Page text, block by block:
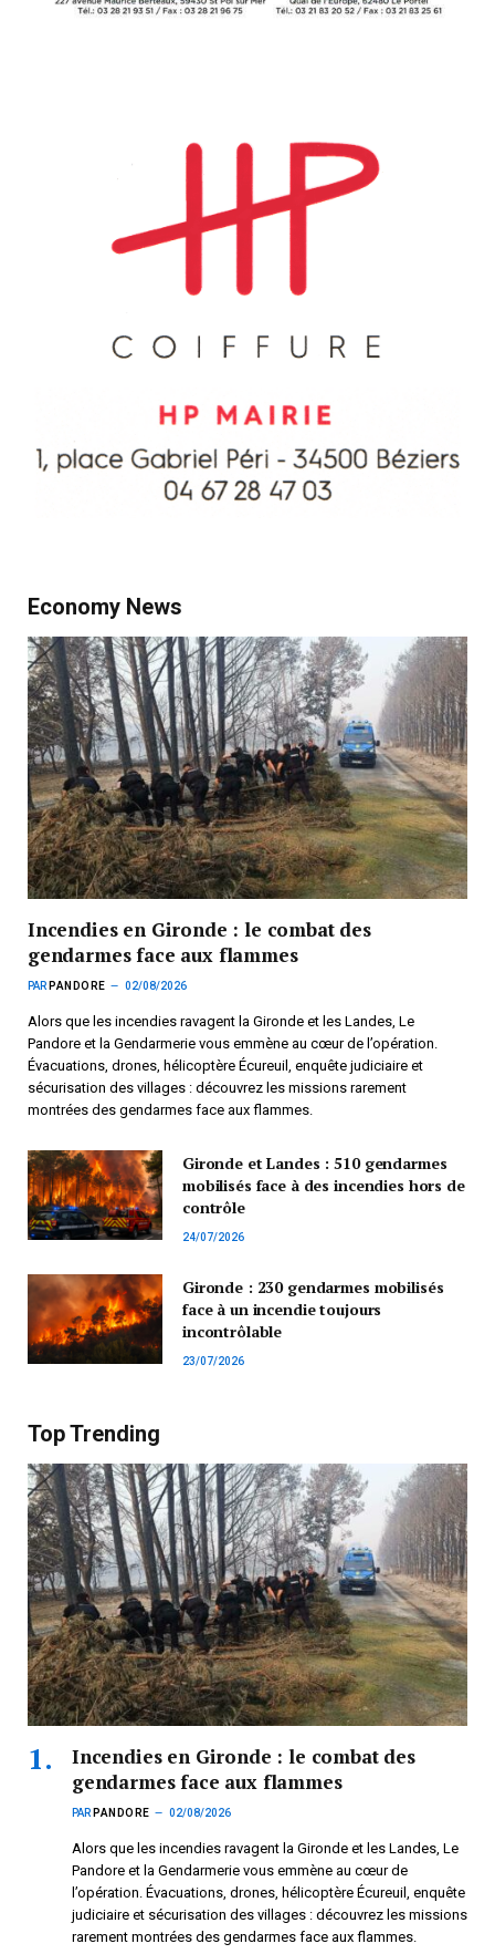
Economy News
Incendies en Gironde : le combat des
gendarmes face aux flammes
PAR PANDORE 02/08/2026
Alors que les incendies ravagent la Gironde et les Landes, Le
Pandore et la Gendarmerie vous emmène au cœur de l’opération.
Évacuations, drones, hélicoptère Écureuil, enquête judiciaire et
sécurisation des villages : découvrez les missions rarement
montrées des gendarmes face aux flammes.
Gironde et Landes : 510 gendarmes
mobilisés face à des incendies hors de
contrôle
24/07/2026
Gironde : 230 gendarmes mobilisés
face à un incendie toujours
incontrôlable
23/07/2026
Top Trending
Incendies en Gironde : le combat des
gendarmes face aux flammes
PAR PANDORE 02/08/2026
Alors que les incendies ravagent la Gironde et les Landes, Le
Pandore et la Gendarmerie vous emmène au cœur de
l’opération. Évacuations, drones, hélicoptère Écureuil, enquête
judiciaire et sécurisation des villages : découvrez les missions
rarement montrées des gendarmes face aux flammes.